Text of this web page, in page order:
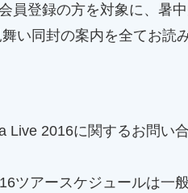
員登録の方を対象に、暑
い同封の案内を全てお読
Live 2016に関するお問い
ツアースケジュールは一